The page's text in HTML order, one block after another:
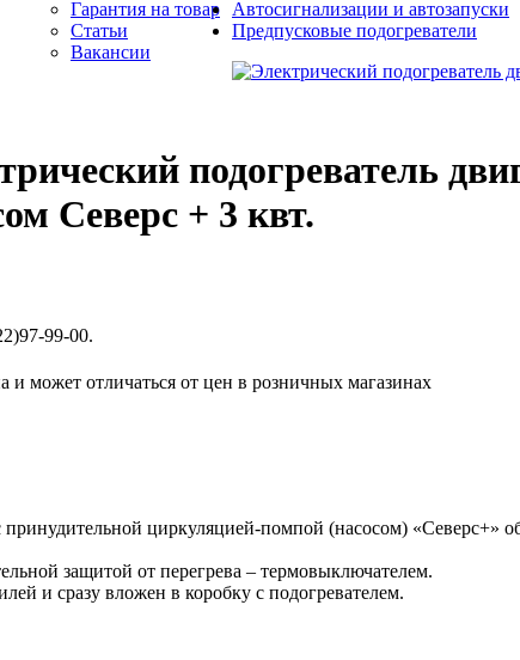
Гарантия на товар
Статьи
Вакансии
Автосигнализации и автозапуски
Предпусковые подогреватели
подогреватель
Северс + 3 квт.
99-00.
и может отличаться от цен в розничных магазинах
принудительной циркуляцией-помпой (насосом) «Северс+»
защитой от перегрева – термовыключателем.
и сразу вложен в коробку с подогревателем.